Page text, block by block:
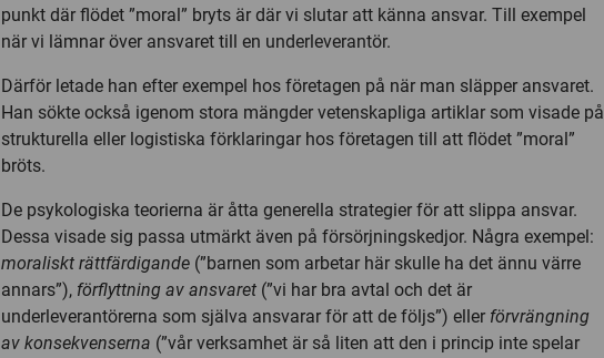
punkt där flödet ”moral” bryts är där vi slutar att känna ansvar. Till exempel
när vi lämnar över ansvaret till en underleverantör.
Därför letade han efter exempel hos företagen på när man släpper ansvaret.
Han sökte också igenom stora mängder vetenskapliga artiklar som visade på
strukturella eller logistiska förklaringar hos företagen till att flödet ”moral”
bröts.
De psykologiska teorierna är åtta generella strategier för att slippa ansvar.
Dessa visade sig passa utmärkt även på försörjningskedjor. Några exempel:
moraliskt rättfärdigande (”barnen som arbetar här skulle ha det ännu värre
annars”), förflyttning av ansvaret (”vi har bra avtal och det är
underleverantörerna som själva ansvarar för att de följs”) eller förvrängning
av konsekvenserna (”vår verksamhet är så liten att den i princip inte spelar